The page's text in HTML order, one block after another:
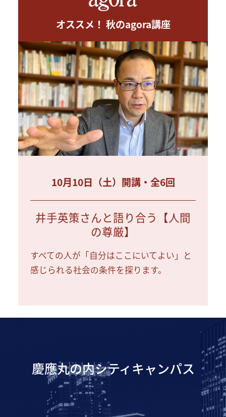
オススメ！ 秋のagora講座
10月10日（土）開講・全6回
井手英策さんと語り合う【人間
の尊厳】
すべての人が「自分はここにいてよい」と
感じられる社会の条件を探ります。
慶應丸の内シティキャンパス